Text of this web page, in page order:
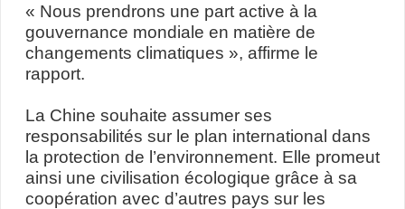
« Nous prendrons une part active à la
gouvernance mondiale en matière de
changements climatiques », affirme le
rapport.
La Chine souhaite assumer ses
responsabilités sur le plan international dans
la protection de l’environnement. Elle promeut
ainsi une civilisation écologique grâce à sa
coopération avec d’autres pays sur les